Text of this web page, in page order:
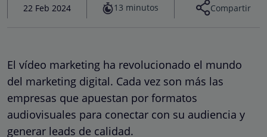
22 Feb 2024 13 minutos Compartir
El vídeo marketing ha revolucionado el mundo
del marketing digital. Cada vez son más las
empresas que apuestan por formatos
audiovisuales para conectar con su audiencia y
generar leads de calidad.